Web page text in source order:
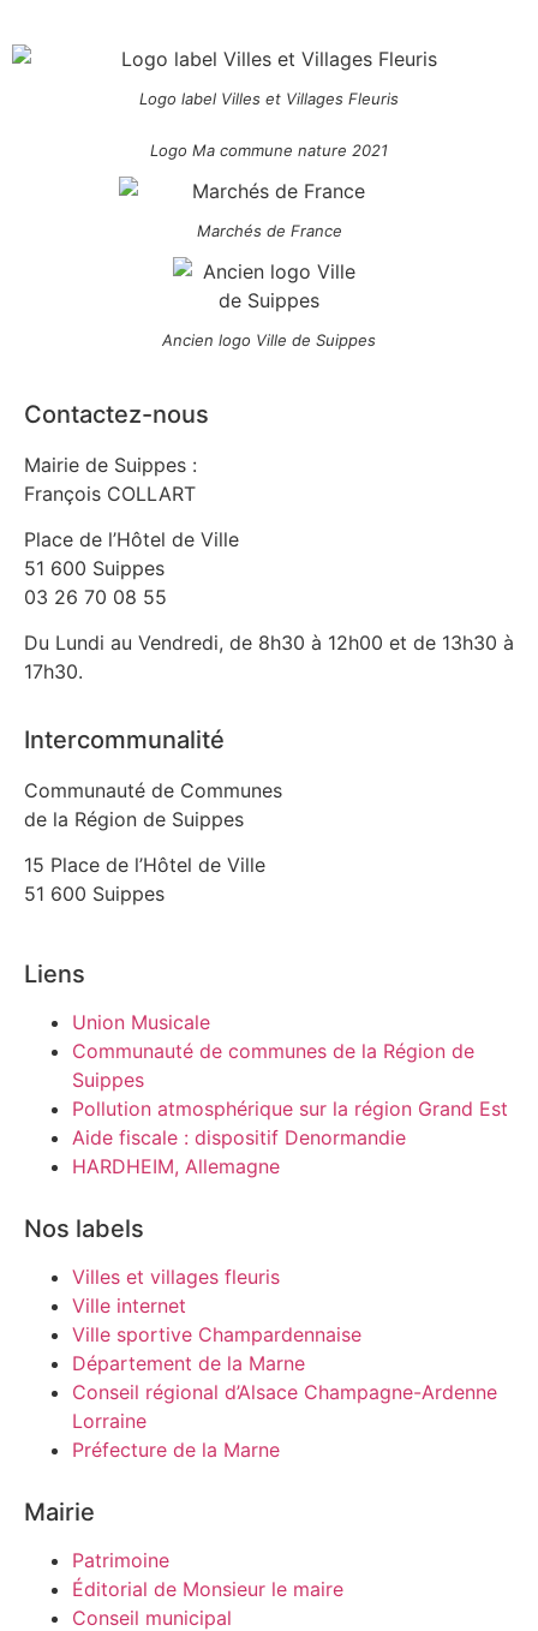
Logo label Villes et Villages Fleuris
Logo Ma commune nature 2021
Marchés de France
Ancien logo Ville de Suippes
Contactez-nous
Mairie de Suippes :
François COLLART
Place de l’Hôtel de Ville
51 600 Suippes
03 26 70 08 55
Du Lundi au Vendredi, de 8h30 à 12h00 et de 13h30 à
17h30.
Intercommunalité
Communauté de Communes
de la Région de Suippes
15 Place de l’Hôtel de Ville
51 600 Suippes
Liens
Union Musicale
Communauté de communes de la Région de
Suippes
Pollution atmosphérique sur la région Grand Est
Aide fiscale : dispositif Denormandie
HARDHEIM, Allemagne
Nos labels
Villes et villages fleuris
Ville internet
Ville sportive Champardennaise
Département de la Marne
Conseil régional d’Alsace Champagne-Ardenne
Lorraine
Préfecture de la Marne
Mairie
Patrimoine
Éditorial de Monsieur le maire
Conseil municipal